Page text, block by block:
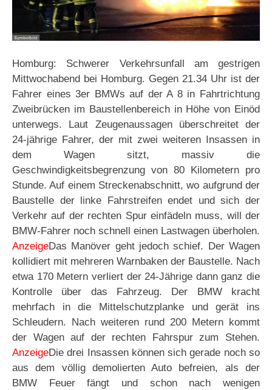
Homburg: Schwerer Verkehrsunfall am gestrigen
Mittwochabend bei Homburg. Gegen 21.34 Uhr ist der
Fahrer eines 3er BMWs auf der A 8 in Fahrtrichtung
Zweibrücken im Baustellenbereich in Höhe von Einöd
unterwegs. Laut Zeugenaussagen überschreitet der
24-jährige Fahrer, der mit zwei weiteren Insassen in
dem Wagen sitzt, massiv die
Geschwindigkeitsbegrenzung von 80 Kilometern pro
Stunde. Auf einem Streckenabschnitt, wo aufgrund der
Baustelle der linke Fahrstreifen endet und sich der
Verkehr auf der rechten Spur einfädeln muss, will der
BMW-Fahrer noch schnell einen Lastwagen überholen.
AnzeigeDas Manöver geht jedoch schief. Der Wagen
kollidiert mit mehreren Warnbaken der Baustelle. Nach
etwa 170 Metern verliert der 24-Jährige dann ganz die
Kontrolle über das Fahrzeug. Der BMW kracht
mehrfach in die Mittelschutzplanke und gerät ins
Schleudern. Nach weiteren rund 200 Metern kommt
der Wagen auf der rechten Fahrspur zum Stehen.
AnzeigeDie drei Insassen können sich gerade noch so
aus dem völlig demolierten Auto befreien, als der
BMW Feuer fängt und schon nach wenigen